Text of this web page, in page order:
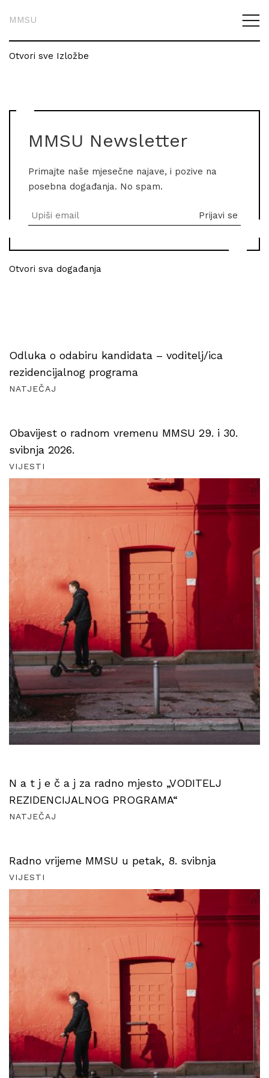
MMSU
Otvori sve Izložbe
MMSU Newsletter
Primajte naše mjesečne najave, i pozive na
posebna događanja. No spam.
Otvori sva događanja
Odluka o odabiru kandidata – voditelj/ica
rezidencijalnog programa
NATJEČAJ
Obavijest o radnom vremenu MMSU 29. i 30.
svibnja 2026.
VIJESTI
N a t j e č a j za radno mjesto „VODITELJ
REZIDENCIJALNOG PROGRAMA“
NATJEČAJ
Radno vrijeme MMSU u petak, 8. svibnja
VIJESTI